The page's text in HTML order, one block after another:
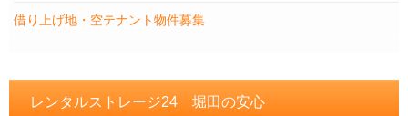
借り上げ地・空テナント物件募集
レンタルストレージ24 堀田の安心